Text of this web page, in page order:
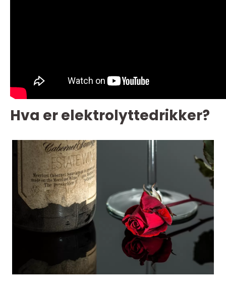
Hva er elektrolyttedrikker?